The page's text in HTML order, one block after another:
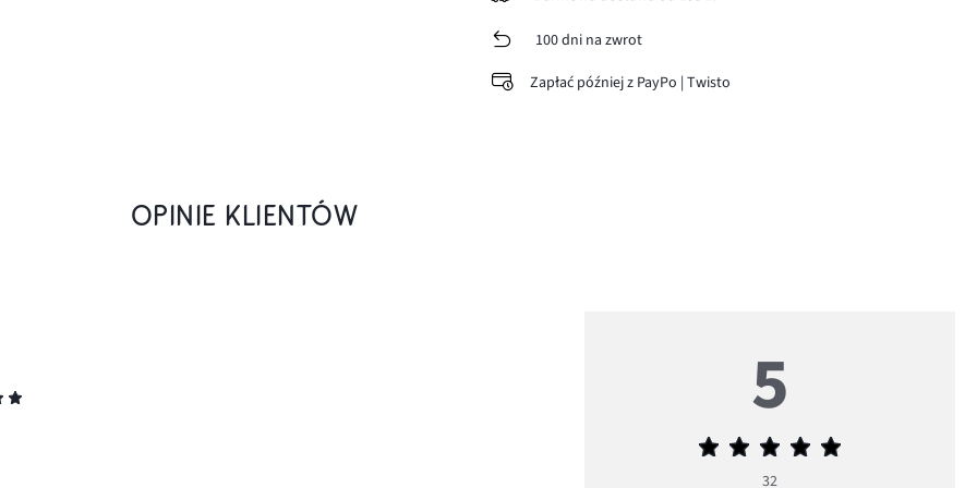
100 dni na zwrot
Zapłać później z PayPo | Twisto
OPINIE KLIENTÓW
5
Średnia
32